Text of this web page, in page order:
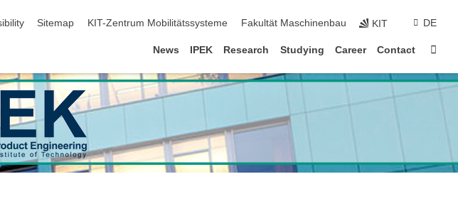
Sitemap KIT-Zentrum Mobilitätssysteme Fakultät Maschinenbau KIT DE
News IPEK Research Studying Career Contact